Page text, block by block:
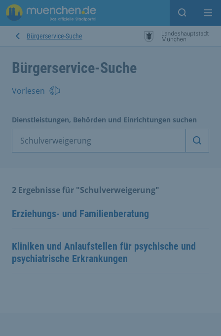
Suche
Bürgerservice-Suche
Bürgerservice-Suche
Vorlesen
Dienstleistungen, Behörden und Einrichtungen suchen
2 Ergebnisse für "Schulverweigerung"
Erziehungs- und Familienberatung
Kliniken und Anlaufstellen für psychische und
psychiatrische Erkrankungen